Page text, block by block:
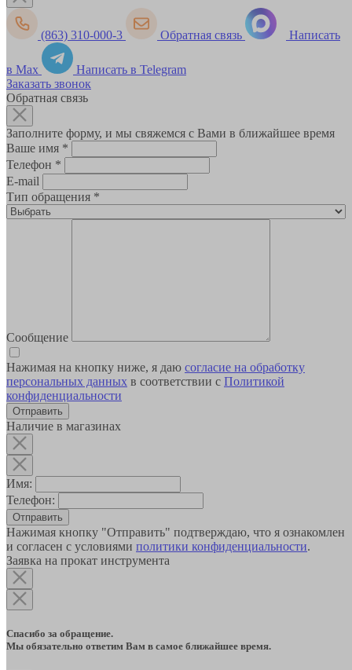
(863) 310-000-3 Обратная связь Написать
в Max
Написать в Telegram
Заказать звонок
Обратная связь
Заполните форму, и мы свяжемся с Вами в ближайшее время
Ваше имя *
Телефон *
E-mail
Тип обращения *
Сообщение
Нажимая на кнопку ниже, я даю согласие на обработку
персональных данных в соответствии с Политикой
конфиденциальности
Наличие в магазинах
Имя:
Телефон:
Отправить
Нажимая кнопку "Отправить" подтверждаю, что я ознакомлен
и согласен с условиями политики конфиденциальности.
Заявка на прокат инструмента
Спасибо за обращение.
Мы обязательно ответим Вам в самое ближайшее время.